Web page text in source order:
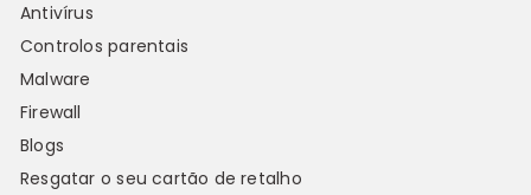
Antivírus
Controlos parentais
Malware
Firewall
Blogs
Resgatar o seu cartão de retalho